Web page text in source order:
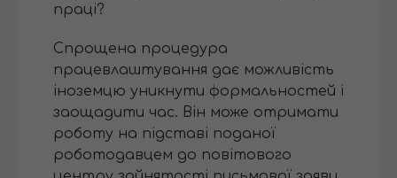
праці?
Спрощена процедура
працевлаштування дає можливість
іноземцю уникнути формальностей і
заощадити час. Він може отримати
роботу на підставі поданої
роботодавцем до повітового